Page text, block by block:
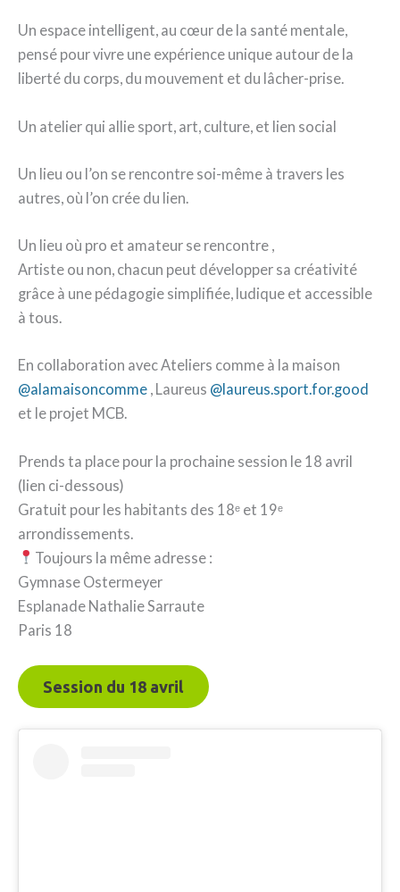
Un espace intelligent, au cœur de la santé mentale,
pensé pour vivre une expérience unique autour de la
liberté du corps, du mouvement et du lâcher-prise.
Un atelier qui allie sport, art, culture, et lien social
Un lieu ou l’on se rencontre soi-même à travers les
autres, où l’on crée du lien.
Un lieu où pro et amateur se rencontre ,
Artiste ou non, chacun peut développer sa créativité
grâce à une pédagogie simplifiée, ludique et accessible
à tous.
En collaboration avec Ateliers comme à la maison
@alamaisoncomme , Laureus @laureus.sport.for.good
et le projet MCB.
Prends ta place pour la prochaine session le 18 avril
(lien ci-dessous)
Gratuit pour les habitants des 18ᵉ et 19ᵉ
arrondissements.
Toujours la même adresse :
Gymnase Ostermeyer
Esplanade Nathalie Sarraute
Paris 18
Session du 18 avril